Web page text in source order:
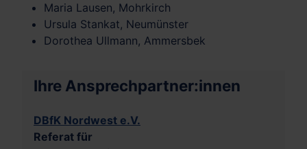
Maria Lausen, Mohrkirch
Ursula Stankat, Neumünster
Dorothea Ullmann, Ammersbek
Ihre Ansprechpartner:innen
DBfK Nordwest e.V.
Referat für